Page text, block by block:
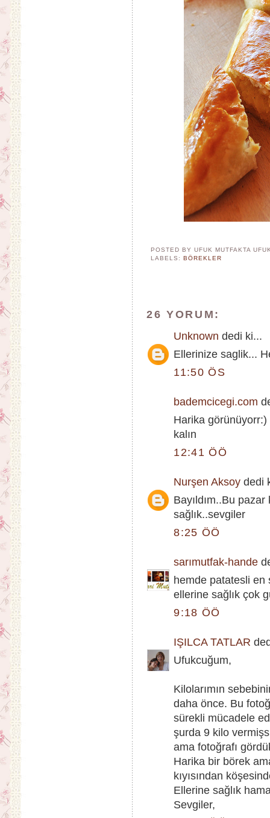
POSTED BY UFUK MUTFAKTA
LABELS:BÖREKLER
26 YORUM:
Unknown dedi ki...
Ellerinize saglik...
11:50 ÖS
bademcicegi.com
Harika
kalın
12:41 ÖÖ
Nurşen Aksoy dedi
Bayıldım..Bu
sağlık..sevgiler
8:25 ÖÖ
sarımutfak-hande
hemde patatesli en
ellerine sağlık çok
9:18 ÖÖ
IŞILCA TATLAR
Ufukcuğum,
Kilolarımın
daha önce. Bu
sürekli mücadele
şurda 9 kilo
ama fotoğrafı
Harika bir börek
kıyısından
Ellerine sağlık
Sevgiler,